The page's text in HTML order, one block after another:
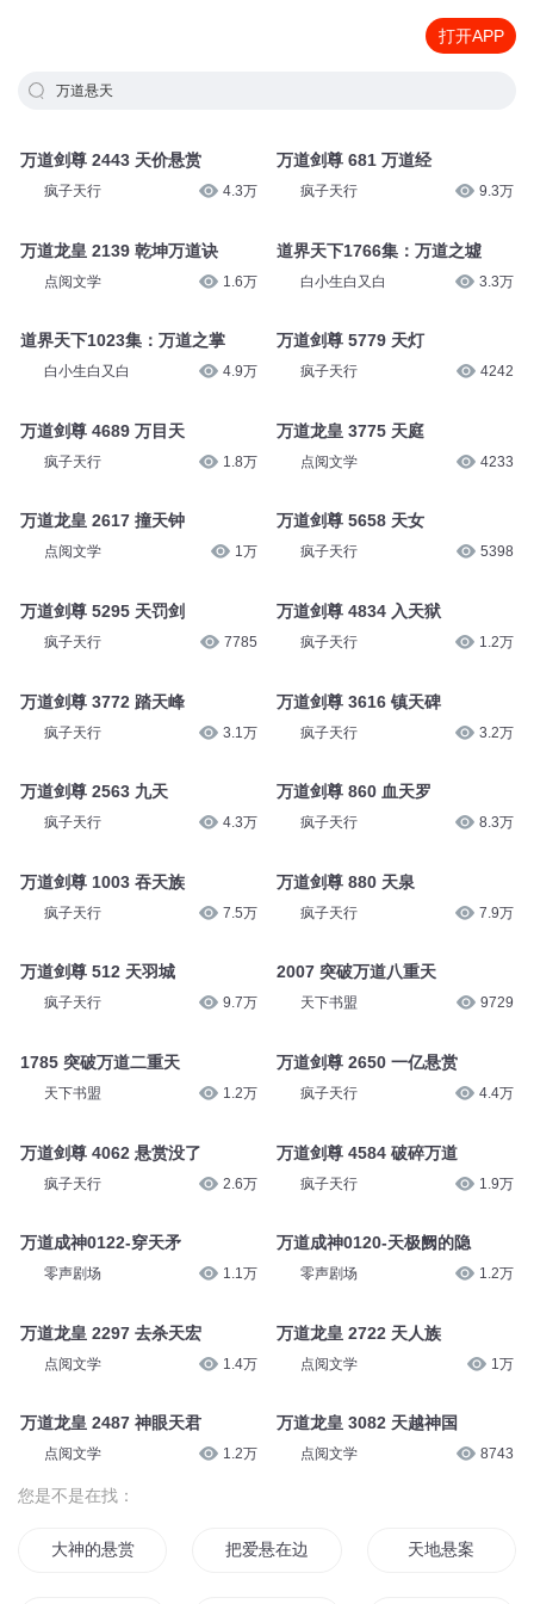
打开APP
万道悬天
万道剑尊 2443 天价悬赏
疯子天行 4.3万
万道龙皇 2139 乾坤万道诀
点阅文学 1.6万
道界天下1023集：万道之掌
白小生白又白 4.9万
万道剑尊 4689 万目天
疯子天行 1.8万
万道龙皇 2617 撞天钟
点阅文学 1万
万道剑尊 5295 天罚剑
疯子天行 7785
万道剑尊 3772 踏天峰
疯子天行 3.1万
万道剑尊 2563 九天
疯子天行 4.3万
万道剑尊 1003 吞天族
疯子天行 7.5万
万道剑尊 512 天羽城
疯子天行 9.7万
1785 突破万道二重天
天下书盟 1.2万
万道剑尊 4062 悬赏没了
疯子天行 2.6万
万道成神0122-穿天矛
零声剧场 1.1万
万道龙皇 2297 去杀天宏
点阅文学 1.4万
万道龙皇 2487 神眼天君
点阅文学 1.2万
万道剑尊 681 万道经
疯子天行 9.3万
道界天下1766集：万道之墟
白小生白又白 3.3万
万道剑尊 5779 天灯
疯子天行 4242
万道龙皇 3775 天庭
点阅文学 4233
万道剑尊 5658 天女
疯子天行 5398
万道剑尊 4834 入天狱
疯子天行 1.2万
万道剑尊 3616 镇天碑
疯子天行 3.2万
万道剑尊 860 血天罗
疯子天行 8.3万
万道剑尊 880 天泉
疯子天行 7.9万
2007 突破万道八重天
天下书盟 9729
万道剑尊 2650 一亿悬赏
疯子天行 4.4万
万道剑尊 4584 破碎万道
疯子天行 1.9万
万道成神0120-天极阙的隐
零声剧场 1.2万
万道龙皇 2722 天人族
点阅文学 1万
万道龙皇 3082 天越神国
点阅文学 8743
您是不是在找：
大神的悬赏 把爱悬在边缘 天地悬案